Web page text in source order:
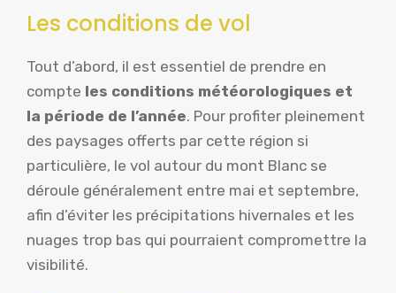
Les conditions de vol
Tout d’abord, il est essentiel de prendre en
compte les conditions météorologiques et
la période de l’année. Pour profiter pleinement
des paysages offerts par cette région si
particulière, le vol autour du mont Blanc se
déroule généralement entre mai et septembre,
afin d’éviter les précipitations hivernales et les
nuages trop bas qui pourraient compromettre la
visibilité.